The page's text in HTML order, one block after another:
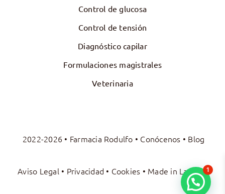
Control de glucosa
Control de tensión
Diagnóstico capilar
Formulaciones magistrales
Veterinaria
2022-2026 • Farmacia Rodulfo • Conócenos • Blog
Aviso Legal • Privacidad • Cookies • Made in La Luna1